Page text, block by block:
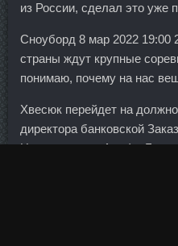
из России, сделал это уже
Сноуборд 8 мар 2022 19:00
страны ждут крупные
понимаю, почему на нас
Хвесюк перейдет на
директора банковской
Новомосковск Альфа-